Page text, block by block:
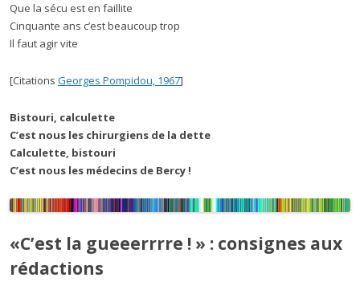
Que la sécu est en faillite
Cinquante ans c’est beaucoup trop
Il faut agir vite
[Citations Georges Pompidou, 1967]
Bistouri, calculette
C’est nous les chirurgiens de la dette
Calculette, bistouri
C’est nous les médecins de Bercy !
«C’est la gueeerrrre ! » : consignes aux
rédactions